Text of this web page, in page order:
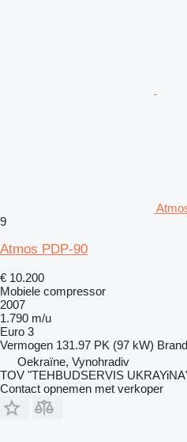
9
Atmos PDP-90
€ 10.200
Mobiele compressor
2007
1.790 m/u
Euro 3
Vermogen 131.97 PK (97 kW)
Oekraïne, Vynohradiv
TOV "TEHBUDSERVIS
Contact opnemen met verkoper